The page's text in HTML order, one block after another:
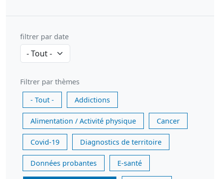
filtrer par date
Filtrer par thèmes
- Tout -
Addictions
Alimentation / Activité physique Cancer
Covid-19 Diagnostics de territoire
Données probantes E-santé